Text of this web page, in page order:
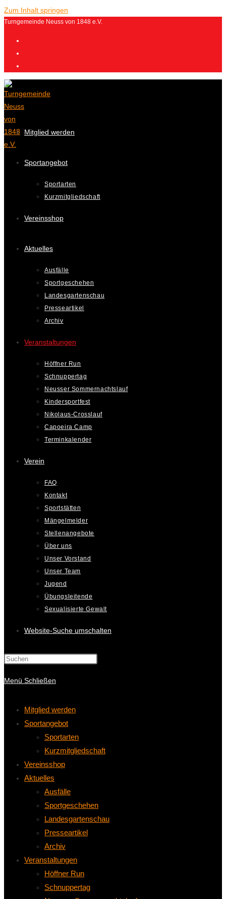
Zum Inhalt springen
Turngemeinde Neuss von 1848 e.V.
Mitglied werden
Sportangebot
Sportarten
Kurzmitgliedschaft
Vereinsshop
Aktuelles
Ausfälle
Sportgeschehen
Landesgartenschau
Presseartikel
Archiv
Veranstaltungen
Höffner Run
Schnuppertag
Neusser Sommernachtslauf
Kindersportfest
Nikolaus-Crosslauf
Capoeira Camp
Terminkalender
Verein
FAQ
Kontakt
Sportstätten
Mängelmelder
Stellenangebote
Über uns
Unser Vorstand
Unser Team
Jugend
Übungsleitende
Sexualisierte Gewalt
Website-Suche umschalten
Menü Schließen
Mitglied werden
Sportangebot
Sportarten
Kurzmitgliedschaft
Vereinsshop
Aktuelles
Ausfälle
Sportgeschehen
Landesgartenschau
Presseartikel
Archiv
Veranstaltungen
Höffner Run
Schnuppertag